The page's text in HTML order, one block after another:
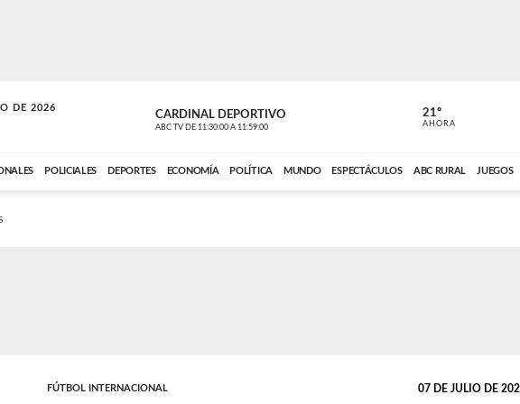
DE 2026
ROMANCE CARDINAL DEPORTIVO
ABC TV DE 11:30:00 A 11:59:00 ABC CARDINAL
21º
AHORA
POLICIALES DEPORTES ECONOMÍA POLÍTICA MUNDO ESPECTÁCULOS ABC RURAL JUEGOS
FÚTBOL INTERNACIONAL 07 DE JULIO DE